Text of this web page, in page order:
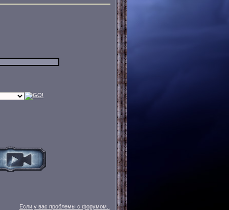
Если у вас проблемы с форумом..